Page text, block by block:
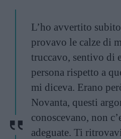
L’ho avvertito
provavo le calze di
truccavo, sentivo di
persona rispetto a
mi diceva. Erano
Novanta, questi
conoscevano, non
adeguate. Ti